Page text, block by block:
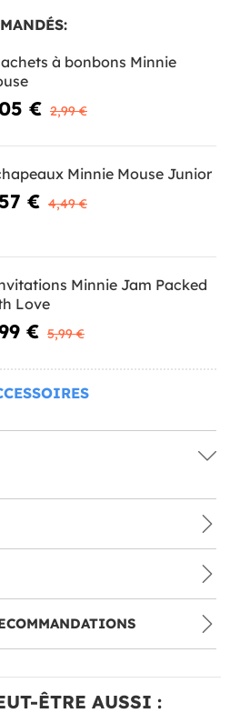
à bonbons Minnie
€ 2,99 €
Minnie Mouse Junior
€ 4,49 €
Minnie Jam Packed
Love
€ 5,99 €
ÊTRE AUSSI :